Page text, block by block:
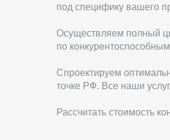
под специфику вашего
Осуществляем полный
по
Спроектируем
точке РФ. Все наши
Рассчитать стоимость